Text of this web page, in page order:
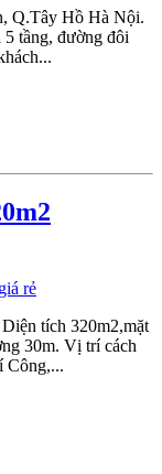
Q.Tây Hồ Hà Nội.
5 tầng, đường đôi
tích 320m2,mặt
30m. Vị trí cách
Công,...